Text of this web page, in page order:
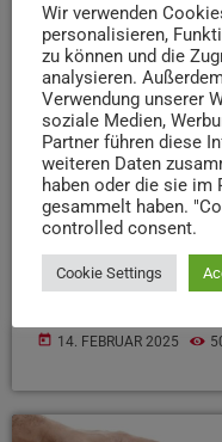
Das Bistum Trier
Förderung des
Jahre. Die Initiative,
für Geflüchtete
zufolge nun auf
Antirassismusarbeit
Caritasverbände und
können sich für die
Trier gemeinsam mit
today 14. FEBRUAR 2025
Wir verwenden
personalisieren,
zu können und die
analysieren.
Verwendung unserer
soziale Medien,
Partner führen diese
weiteren Daten
haben oder die sie im
gesammelt haben.
controlled consent.
Cookie Settings